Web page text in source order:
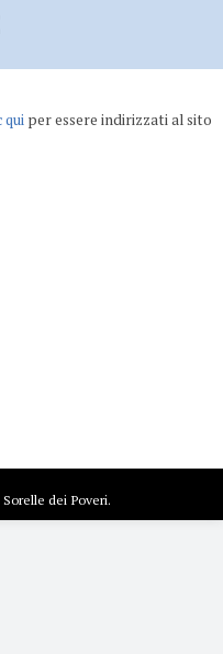
qui per essere indirizzati al sito
Sorelle dei Poveri.